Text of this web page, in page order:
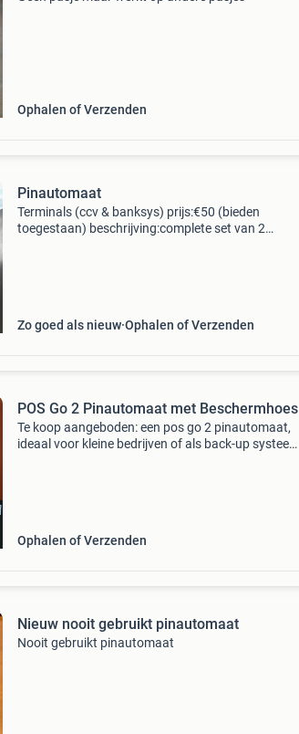
Ophalen of Verzenden
Pinautomaat
Terminals (ccv & banksys) prijs:€50 (bieden
toegestaan) beschrijving:complete set van 2
Zo goed als nieuw Ophalen of Verzenden
POS Go 2 Pinautomaat met Beschermhoes
Te koop aangeboden: een pos go 2 pinautomaat,
ideaal voor kleine bedrijven of als back-up systeem.
Ophalen of Verzenden
Nieuw nooit gebruikt pinautomaat
Nooit gebruikt pinautomaat